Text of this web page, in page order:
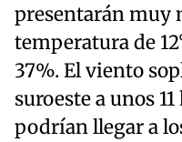
presentarán muy
temperatura de
37%. El viento
suroeste a unos
podrían llegar a